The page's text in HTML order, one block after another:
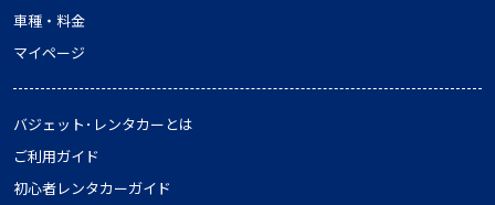
車種・料金
マイページ
バジェット･レンタカーとは
ご利用ガイド
初心者レンタカーガイド